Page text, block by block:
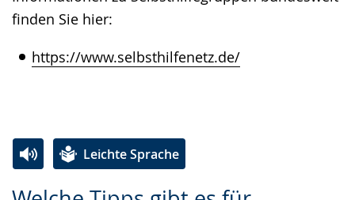
finden Sie hier:
https://www.selbsthilfenetz.de/
Leichte Sprache